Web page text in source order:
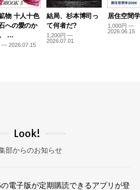
物 十人十色
への愛のか
…
— 2026.07.15
結局、杉本博司っ
て何者だ?
1,200円 —
2026.07.01
居住空間
1,000円 —
2026.06.15
Look!
部からのお知らせ
電子版が定期購読できるアプリが登